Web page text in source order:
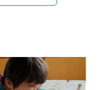
赤ちゃんとママに寄り
講演、執筆などの分野
催する離乳食インスト
1級・養成講座はこれま